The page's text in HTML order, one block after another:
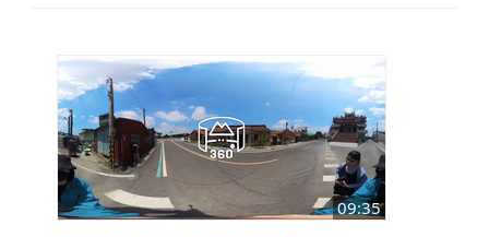
德式與古典元素外，更融入了中式馬背山牆及
「奉旨」、「天主堂」石碑，這些都是清廷官
方認可的標誌。內部設計也充滿巧思，柱列對
聯與中國古典圖案天花板，讓外來信仰與本土
文化完美交織。
09:35